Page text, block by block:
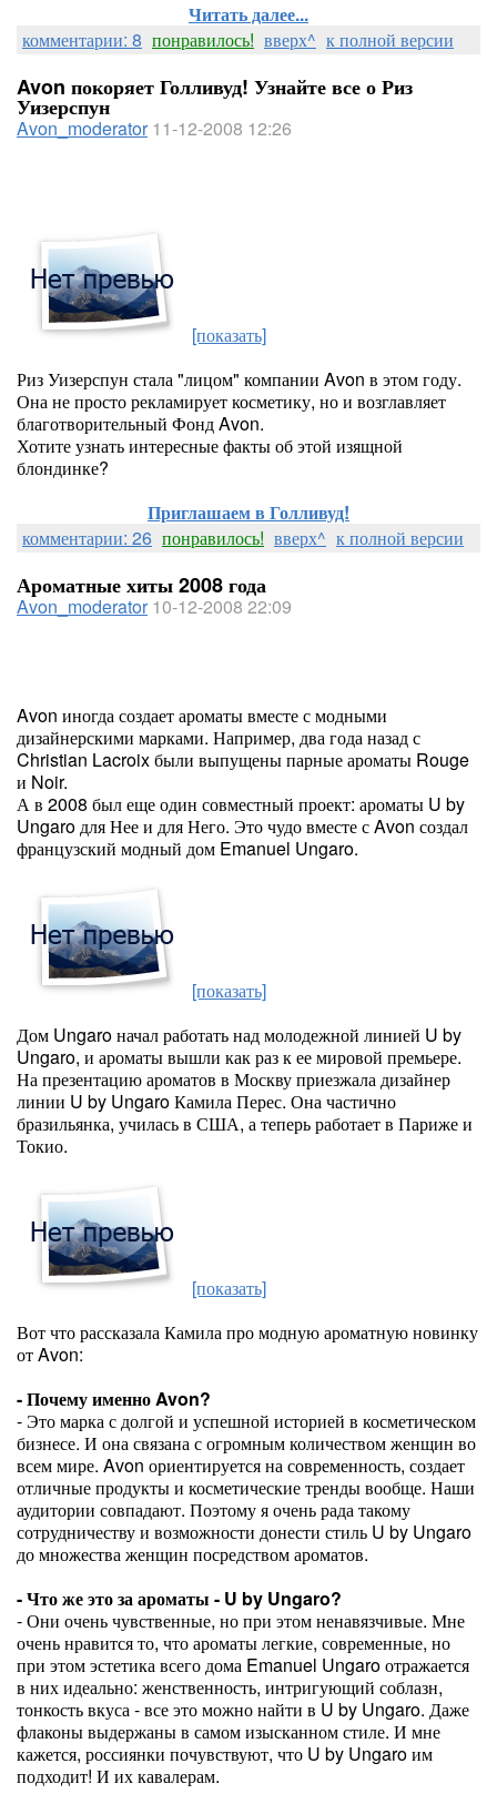
Читать далее...
комментарии: 8 понравилось! вверх^ к полной версии
Avon покоряет Голливуд! Узнайте все о Риз
Уизерспун
Avon_moderator 11-12-2008 12:26
[показать]
Риз Уизерспун стала "лицом" компании Avon в этом году.
Она не просто рекламирует косметику, но и возглавляет
благотворительный Фонд Avon.
Хотите узнать интересные факты об этой изящной
блондинке?
Приглашаем в Голливуд!
комментарии: 26 понравилось! вверх^ к полной версии
Ароматные хиты 2008 года
Avon_moderator 10-12-2008 22:09
Avon иногда создает ароматы вместе с модными
дизайнерскими марками. Например, два года назад с
Christian Lacroix были выпущены парные ароматы Rouge
и Noir.
А в 2008 был еще один совместный проект: ароматы U by
Ungaro для Нее и для Него. Это чудо вместе с Avon создал
французский модный дом Emanuel Ungaro.
[показать]
Дом Ungaro начал работать над молодежной линией U by
Ungaro, и ароматы вышли как раз к ее мировой премьере.
На презентацию ароматов в Москву приезжала дизайнер
линии U by Ungaro Камила Перес. Она частично
бразильянка, училась в США, а теперь работает в Париже и
Токио.
[показать]
Вот что рассказала Камила про модную ароматную новинку
от Avon:
- Почему именно Avon?
- Это марка с долгой и успешной историей в косметическом
бизнесе. И она связана с огромным количеством женщин во
всем мире. Avon ориентируется на современность, создает
отличные продукты и косметические тренды вообще. Наши
аудитории совпадают. Поэтому я очень рада такому
сотрудничеству и возможности донести стиль U by Ungaro
до множества женщин посредством ароматов.
- Что же это за ароматы - U by Ungaro?
- Они очень чувственные, но при этом ненавязчивые. Мне
очень нравится то, что ароматы легкие, современные, но
при этом эстетика всего дома Emanuel Ungaro отражается
в них идеально: женственность, интригующий соблазн,
тонкость вкуса - все это можно найти в U by Ungaro. Даже
флаконы выдержаны в самом изысканном стиле. И мне
кажется, россиянки почувствуют, что U by Ungaro им
подходит! И их кавалерам.